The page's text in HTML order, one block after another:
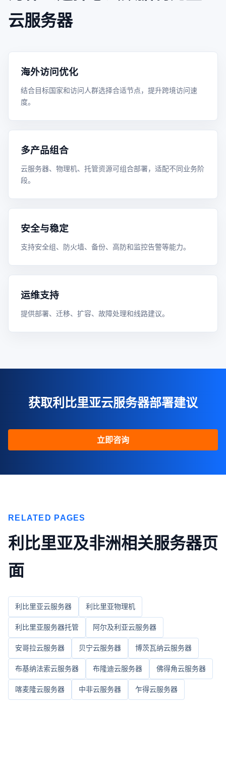
云服务器
海外访问优化
结合目标国家和访问人群选择合适节点，提升跨境访问速
度。
多产品组合
云服务器、物理机、托管资源可组合部署，适配不同业务阶
段。
安全与稳定
支持安全组、防火墙、备份、高防和监控告警等能力。
运维支持
提供部署、迁移、扩容、故障处理和线路建议。
获取利比里亚云服务器部署建议
立即咨询
RELATED PAGES
利比里亚及非洲相关服务器页
面
利比里亚云服务器 利比里亚物理机
利比里亚服务器托管 阿尔及利亚云服务器
安哥拉云服务器 贝宁云服务器 博茨瓦纳云服务器
布基纳法索云服务器 布隆迪云服务器 佛得角云服务器
喀麦隆云服务器 中非云服务器 乍得云服务器